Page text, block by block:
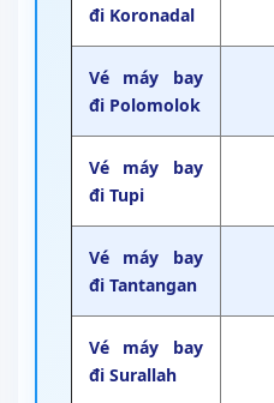
đi Koronadal
Vé máy bay
đi Polomolok
Vé máy bay
đi Tupi
Vé máy bay
đi Tantangan
Vé máy bay
đi Surallah